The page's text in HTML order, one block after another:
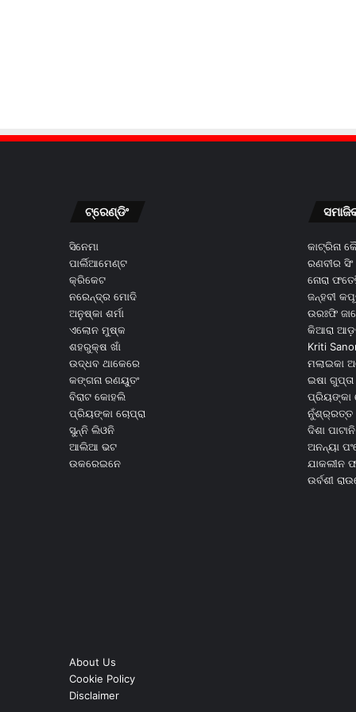
ଟ୍ରେଣ୍ଡିଂ
ସିନେମା
ପାର୍ଲିଆମେଣ୍ଟ
କ୍ରିକେଟ
ନରେନ୍ଦ୍ର ମୋଦି
ଅନୁଷ୍କା ଶର୍ମା
ଏଲୋନ ମୁଷ୍କ
ଶହରୁକ୍ଷ ଖାଁ
ଉଦ୍ଧବ ଥାକେରେ
କଙ୍ଗନା ରଣୟୁତଂ
ବିରାଟ କୋହଲି
ପ୍ରିୟଙ୍କା ଚୋପ୍ରା
ସୁନ୍ନି ଲିଓନି
ଆଲିଆ ଭଟ
ଉକରେଇନେ
କାଟ୍ରିନା
ରଣବୀର ସିଂ
ନୋରା
ଜନ୍ହବୀ
ଉରଃଫି
କିଆରା
Kriti
ମଲାଇକା
ଇଷା ଗୁପ୍ତା
ପ୍ରିୟଙ୍କା
ନୁଁଶ୍ର୍ରତ୍ତ
ଦିଶା ପାଟାନି
ଅନନ୍ୟା
ଯାକଲୀନ
ଉର୍ବଶୀ
About Us
Cookie Policy
Disclaimer